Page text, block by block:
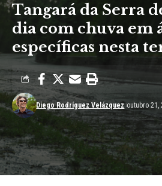
Tangará da Serra
dia com chuva em
específicas nesta
Diego Rodríguez Velázquez outubro 21,